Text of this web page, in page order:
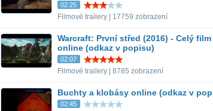
02:25
Filmové trailery | 17759 zobrazení
Warcraft: První střed (2016) - Celý film
online (odkaz v popisu)
02:07
Filmové trailery | 8785 zobrazení
Buchty a klobásy online (odkaz v
02:45